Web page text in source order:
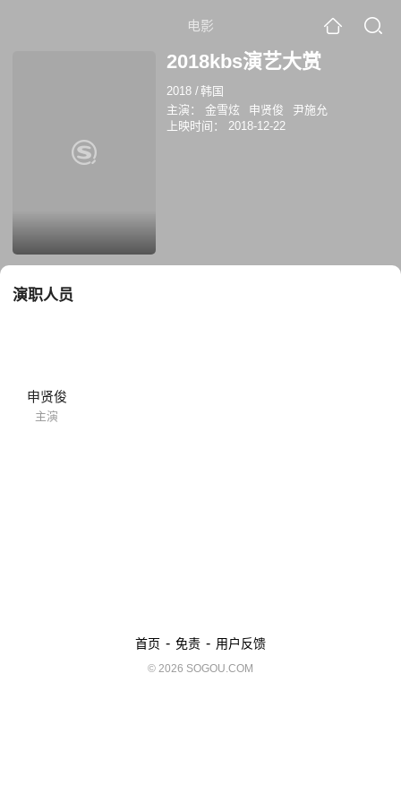
电影
2018kbs演艺大赏
2018 /韩国
主演：
金雪炫 申贤俊
尹施允
上映时间：
2018-12-22
演职人员
申贤俊
主演
首页 - 免责 - 用户反馈
© 2026 SOGOU.COM